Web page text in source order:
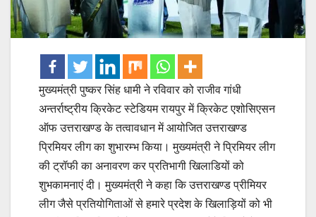
मुख्यमंत्री पुष्कर सिंह धामी ने रविवार को राजीव गांधी
अन्तर्राष्ट्रीय क्रिकेट स्टेडियम रायपुर में क्रिकेट एशोसिएसन
ऑफ उत्तराखण्ड के तत्वावधान में आयोजित उत्तराखण्ड
प्रिमियर लीग का शुभारम्भ किया। मुख्यमंत्री ने प्रिमियर लीग
की ट्रॉफी का अनावरण कर प्रतिभागी खिलाडियों को
शुभकामनाएं दी। मुख्यमंत्री ने कहा कि उत्तराखण्ड प्रीमियर
लीग जैसे प्रतियोगिताओं से हमारे प्रदेश के खिलाड़ियों को भी